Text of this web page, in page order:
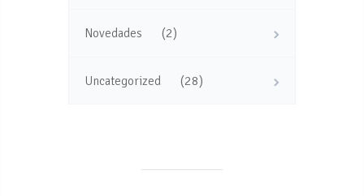
Novedades (2)
Uncategorized (28)